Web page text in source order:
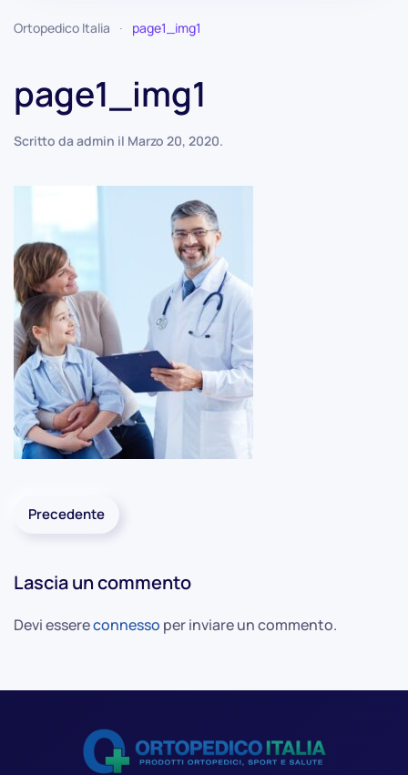
Ortopedico Italia page1_img1
page1_img1
Scritto da admin il Marzo 20, 2020.
Precedente
Lascia un commento
Devi essereconnesso per inviare un commento.